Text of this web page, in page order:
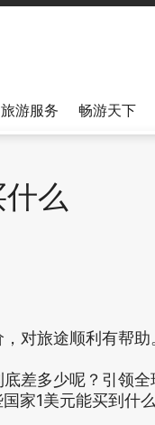
旅游服务 畅游天下
么
对旅途顺利有帮助
差多少呢？引领
家1美元能买到什